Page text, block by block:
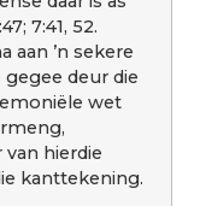
7:41, 52.
aan ’n sekere
deur die
wet
van hierdie
kanttekening.